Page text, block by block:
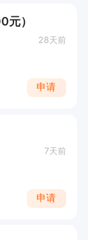
）
28天前
申请
7天前
申请